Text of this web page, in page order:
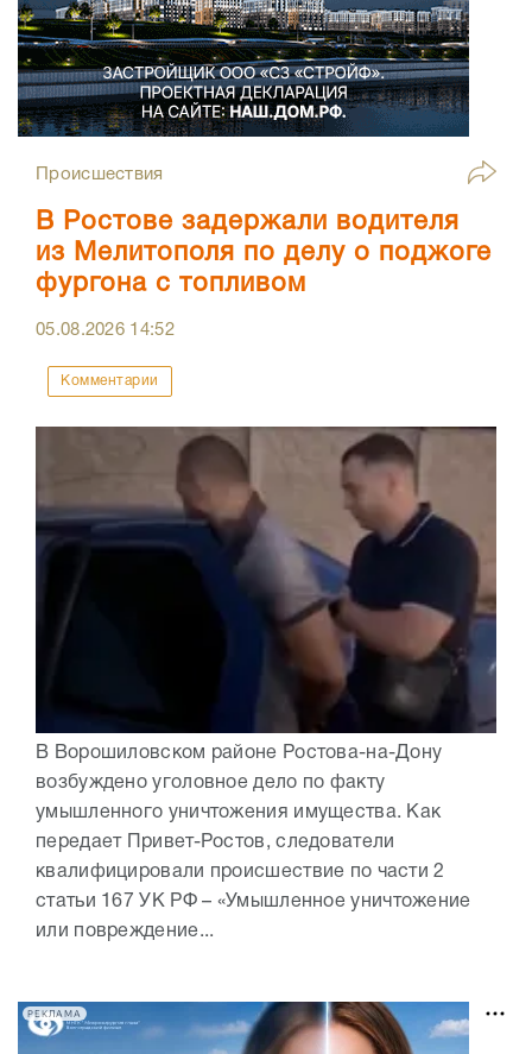
Происшествия
В Ростове задержали водителя
из Мелитополя по делу о поджоге
фургона с топливом
05.08.2026 14:52
Комментарии
В Ворошиловском районе Ростова-на-Дону
возбуждено уголовное дело по факту
умышленного уничтожения имущества. Как
передает Привет-Ростов, следователи
квалифицировали происшествие по части 2
статьи 167 УК РФ – «Умышленное уничтожение
или повреждение...
РЕКЛАМА